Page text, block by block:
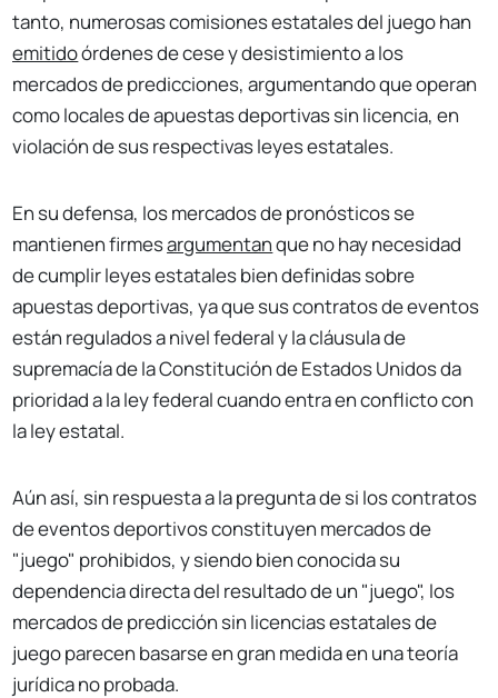
tanto, numerosas comisiones estatales del juego han
emitidoórdenes de cese y desistimiento a los
mercados de predicciones, argumentando que operan
como locales de apuestas deportivas sin licencia, en
violación de sus respectivas leyes estatales.
En su defensa, los mercados de pronósticos se
mantienen firmesargumentanque no hay necesidad
de cumplir leyes estatales bien definidas sobre
apuestas deportivas, ya que sus contratos de eventos
están regulados a nivel federal y la cláusula de
supremacía de la Constitución de Estados Unidos da
prioridad a la ley federal cuando entra en conflicto con
la ley estatal.
Aún así, sin respuesta a la pregunta de si los contratos
de eventos deportivos constituyen mercados de
"juego" prohibidos, y siendo bien conocida su
dependencia directa del resultado de un "juego", los
mercados de predicción sin licencias estatales de
juego parecen basarse en gran medida en una teoría
jurídica no probada.